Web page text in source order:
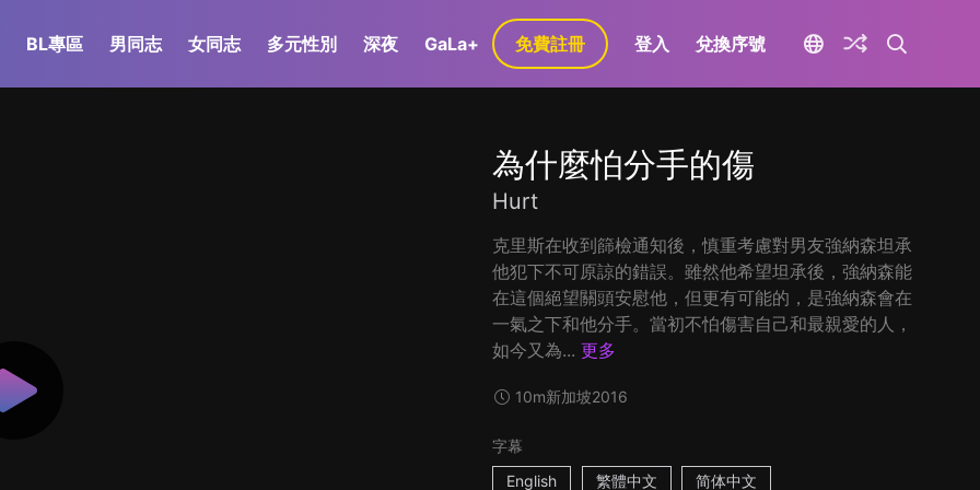
BL專區 男同志 女同志 多元性別 深夜 GaLa+ 免費註冊 登入 兌換序號
為什麼怕分手的傷
Hurt
克里斯在收到篩檢通知後，慎重考慮對男友強納森坦承
他犯下不可原諒的錯誤。雖然他希望坦承後，強納森能
在這個絕望關頭安慰他，但更有可能的，是強納森會在
一氣之下和他分手。當初不怕傷害自己和最親愛的人，
如今又為... 更多
10m新加坡2016
字幕
English
繁體中文 简体中文